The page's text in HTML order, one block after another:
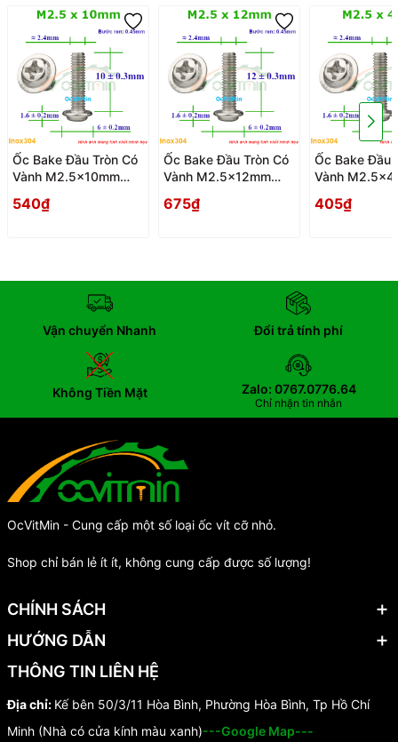
Ốc Bake Đầu Tròn Có
Vành M2.5x10mm
Dau Tron Co Vanh
540₫
Ốc Bake Đầu Tròn Có
Vành M2.5x12mm
Dau Tron Co Vanh
675₫
Ốc Bake Đầu
Vành
Dau Tron Co
405₫
Vận chuyển Nhanh Đổi trả tính phí
Không Tiền Mặt Zalo: 0767.0776.64
Chỉ nhận tin nhắn
OcVitMin - Cung cấp một số loại ốc vít cỡ nhỏ.
Shop chỉ bán lẻ ít ít, không cung cấp được số lượng!
CHÍNH SÁCH
HƯỚNG DẪN
THÔNG TIN LIÊN HỆ
Địa chỉ: Kế bên 50/3/11 Hòa Bình, Phường Hòa Bình, Tp Hồ Chí
Minh (Nhà có cửa kính màu xanh)---Google Map---